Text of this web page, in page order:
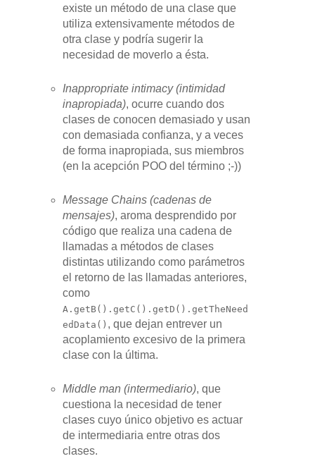
existe un método de una clase que
utiliza extensivamente métodos de
otra clase y podría sugerir la
necesidad de moverlo a ésta.
Inappropriate intimacy (intimidad
inapropiada), ocurre cuando dos
clases de conocen demasiado y usan
con demasiada confianza, y a veces
de forma inapropiada, sus miembros
(en la acepción POO del término ;-))
Message Chains (cadenas de
mensajes), aroma desprendido por
código que realiza una cadena de
llamadas a métodos de clases
distintas utilizando como parámetros
el retorno de las llamadas anteriores,
como
A.getB().getC().getD().getTheNeed
edData() , que dejan entrever un
acoplamiento excesivo de la primera
clase con la última.
Middle man (intermediario), que
cuestiona la necesidad de tener
clases cuyo único objetivo es actuar
de intermediaria entre otras dos
clases.